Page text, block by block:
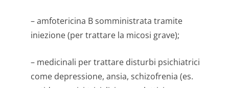
– amfotericina B somministrata tramite
iniezione (per trattare la micosi grave);
– medicinali per trattare disturbi psichiatrici
come depressione, ansia, schizofrenia (es.